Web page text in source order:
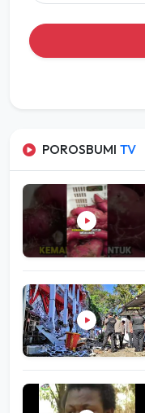
POROSBUMI TV